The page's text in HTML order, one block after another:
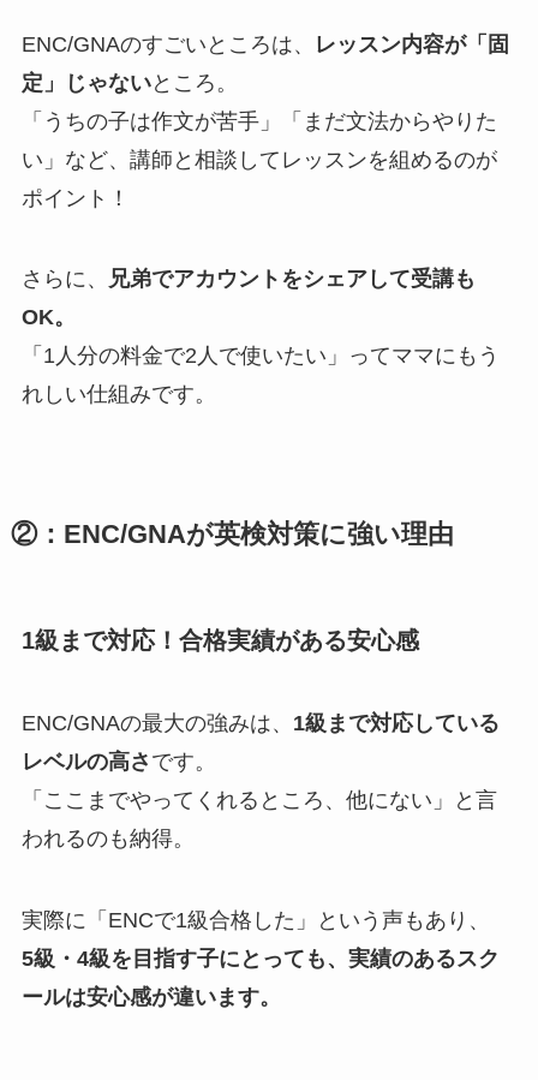
ENC/GNAのすごいところは、
レッスン内容が「固
定」じゃないところ。
「うちの子は作文が苦手」「まだ文法からやりた
い」など、講師と相談してレッスンを組めるのが
ポイント！
さらに、
兄弟でアカウントをシェアして受講も
OK。
「1人分の料金で2人で使いたい」ってママにもう
れしい仕組みです。
②：ENC/GNAが英検対策に強い理由
1級まで対応！合格実績がある安心感
ENC/GNAの最大の強みは、 1級まで対応している
レベルの高さ です。
「ここまでやってくれるところ、他にない」と言
われるのも納得。
実際に「ENCで1級合格した」という声もあり、
5級・4級を目指す子にとっても、実績のあるスク
ールは安心感が違います。